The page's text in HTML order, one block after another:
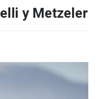
y Metzeler